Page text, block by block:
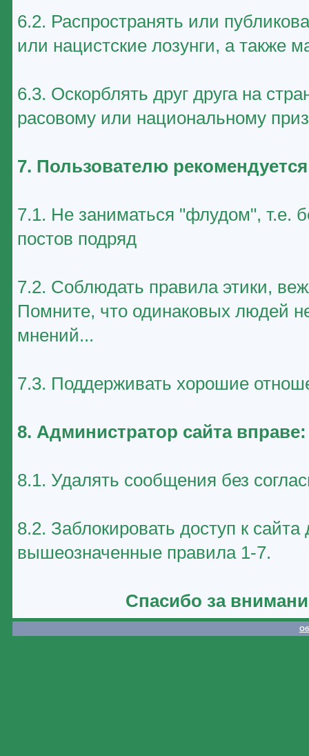
6.2. Распространять или
или нацистские лозунги, а также
6.3. Оскорблять друг друга на
расовому или национальному
7. Пользователю
7.1. Не заниматься "флудом", т.е.
постов подряд
7.2. Соблюдать правила этики,
Помните, что одинаковых людей
мнений...
7.3. Поддерживать хорошие
8. Администратор сайта вправе:
8.1. Удалять сообщения без
8.2. Заблокировать доступ к
вышеозначенные правила 1-7.
Спасибо за